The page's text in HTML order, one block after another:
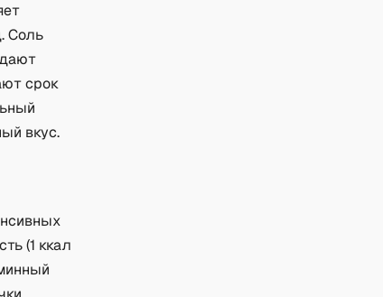
Соль
срок
вкус.
(1 ккал